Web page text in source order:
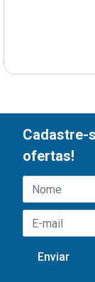
Cadastre-
ofertas!